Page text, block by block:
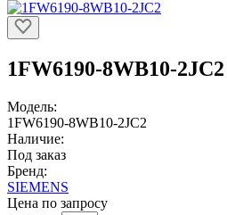
1FW6190-8WB10-2JC2
Модель:
1FW6190-8WB10-2JC2
Наличие:
Под заказ
Бренд:
SIEMENS
Цена по запросу